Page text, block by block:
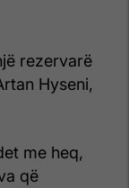
rezervarë
Hyseni,
me heq,
që